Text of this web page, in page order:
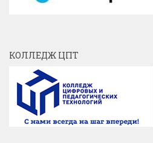
КОЛЛЕДЖ ЦПТ